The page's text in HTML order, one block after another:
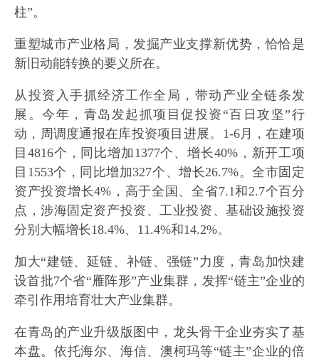
柱”。
重塑城市产业格局，发掘产业支撑新优势，恰恰是
新旧动能转换的要义所在。
从投资入手抓经济工作全局，带动产业全链条发
展。今年，青岛发起抓项目促投资“百日攻坚”行
动，周调度通报在库投资项目进展。1-6月，在建项
目4816个，同比增加1377个、增长40%，新开工项
目1553个，同比增加327个、增长26.7%。全市固定
资产投资增长4%，高于全国、全省7.1和2.7个百分
点，涉海固定资产投资、工业投资、基础设施投资
分别大幅增长18.4%、11.4%和14.2%。
加大“建链、延链、补链、强链”力度，青岛加快建
设首批7个省“雁阵形”产业集群，发挥“链主”企业的
牵引作用培育壮大产业集群。
在青岛的产业升级版图中，龙头骨干企业夯实了基
本盘。依托海尔、海信、澳柯玛等“链主”企业的倍